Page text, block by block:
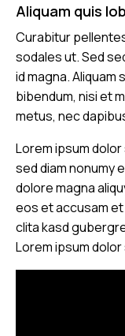
Aliquam quis
Curabitur
sodales ut. Sed
id magna.
bibendum, nisi et
metus, nec
Lorem ipsum
sed diam nonumy
dolore magna
eos et accusam
clita kasd
Lorem ipsum